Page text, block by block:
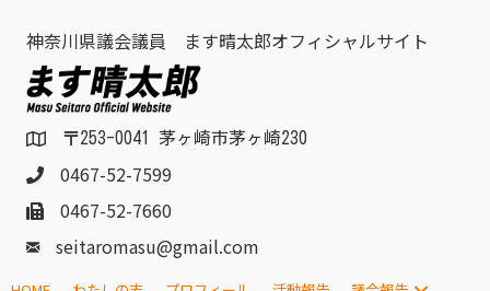
神奈川県議会議員 ます晴太郎オフィシャルサイト
〒253-0041 茅ヶ崎市茅ヶ崎230
0467-52-7599
0467-52-7660
seitaromasu@gmail.com